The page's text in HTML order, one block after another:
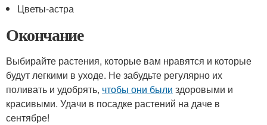
Цветы-астра
Окончание
Выбирайте растения, которые вам нравятся и которые
будут легкими в уходе. Не забудьте регулярно их
поливать и удобрять, чтобы они были здоровыми и
красивыми. Удачи в посадке растений на даче в
сентябре!